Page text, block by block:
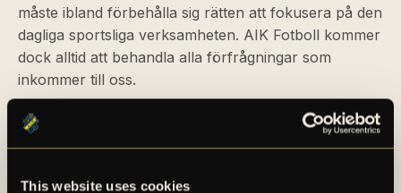
This website uses cookies
måste ibland förbehålla sig rätten att fokusera på den
dagliga sportsliga verksamheten. AIK Fotboll kommer
dock alltid att behandla alla förfrågningar som
inkommer till oss.
AUTOGRAFER
Det bästa sättet att få tag på autografer är att bege